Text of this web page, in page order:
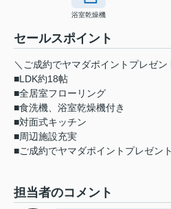
浴室乾燥機
セールスポイント
＼ご成約でヤマダポイントプレゼン
■LDK約18帖
■全居室フローリング
■食洗機、浴室乾燥機付き
■対面式キッチン
■周辺施設充実
■ご成約でヤマダポイントプレゼント
担当者のコメント